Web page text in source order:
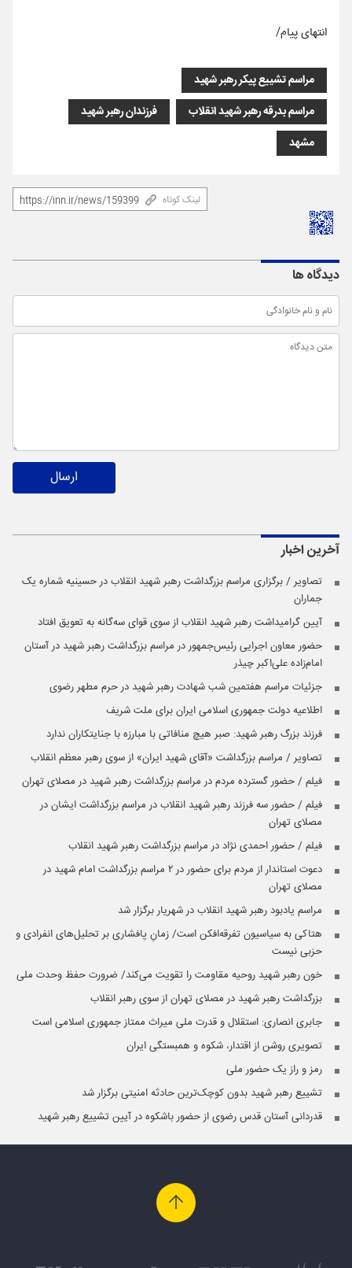
انتهای پیام/
مراسم تشییع پیکر رهبر شهید
مراسم بدرقه رهبر شهید انقلاب
فرزندان رهبر شهید
مشهد
لینک کوتاه
دیدگاه ها
ارسال
آخرین اخبار
تصاویر / برگزاری مراسم بزرگداشت رهبر شهید انقلاب در حسینیه شماره یک
جماران
آیین گرامیداشت رهبر شهید انقلاب از سوی قوای سه‌گانه به تعویق افتاد
حضور معاون اجرایی رئیس‌جمهور در مراسم بزرگداشت رهبر شهید در آستان
امام‌زاده علی‌اکبر چیذر
جزئیات مراسم هفتمین شب شهادت رهبر شهید در حرم مطهر رضوی
اطلاعیه دولت جمهوری اسلامی ایران برای ملت شریف
فرزند بزرگ رهبر شهید: صبر هیچ منافاتی با مبارزه با جنایتکاران ندارد
تصاویر / مراسم بزرگداشت «آقای شهید ایران» از سوی رهبر معظم انقلاب
فیلم / حضور گسترده مردم در مراسم بزرگداشت رهبر شهید در مصلای تهران
فیلم / حضور سه فرزند رهبر شهید انقلاب در مراسم بزرگداشت ایشان در
مصلای تهران
فیلم / حضور احمدی نژاد در مراسم بزرگداشت رهبر شهید انقلاب
دعوت استاندار از مردم برای حضور در ۲ مراسم بزرگداشت امام شهید در
مصلای تهران
مراسم یادبود رهبر شهید انقلاب در شهریار برگزار شد
هتاکی به سیاسیون تفرقه‌افکن است/ زمانِ پافشاری بر تحلیل‌های انفرادی و
حزبی نیست
خون رهبر شهید روحیه مقاومت را تقویت می‌کند/ ضرورت حفظ وحدت ملی
بزرگداشت رهبر شهید در مصلای تهران از سوی رهبر انقلاب
جابری انصاری:‌ استقلال و قدرت ملی میراث ممتاز جمهوری اسلامی است
تصویری روشن از اقتدار، شکوه و همبستگی ایران
رمز و راز یک حضور ملی
تشییع رهبر شهید بدون کوچک‌ترین حادثه امنیتی برگزار شد
قدردانی آستان قدس رضوی از حضور باشکوه در آیین تشییع رهبر شهید